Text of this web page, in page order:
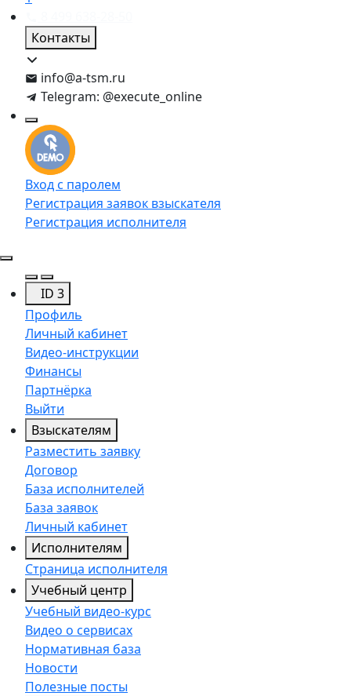
Контакты
info@a-tsm.ru
Telegram: @execute_online
Вход с паролем
Регистрация заявок взыскателя
Регистрация исполнителя
ID 3
Профиль
Личный кабинет
Видео-инструкции
Финансы
Партнёрка
Выйти
Взыскателям
Разместить заявку
Договор
База исполнителей
База заявок
Личный кабинет
Исполнителям
Страница исполнителя
Учебный центр
Учебный видео-курс
Видео о сервисах
Нормативная база
Новости
Полезные посты